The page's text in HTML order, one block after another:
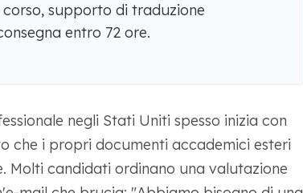
supporto di traduzione
entro 72 ore.
negli Stati Uniti spesso inizia con
che i propri documenti accademici esteri
Molti candidati ordinano una valutazione